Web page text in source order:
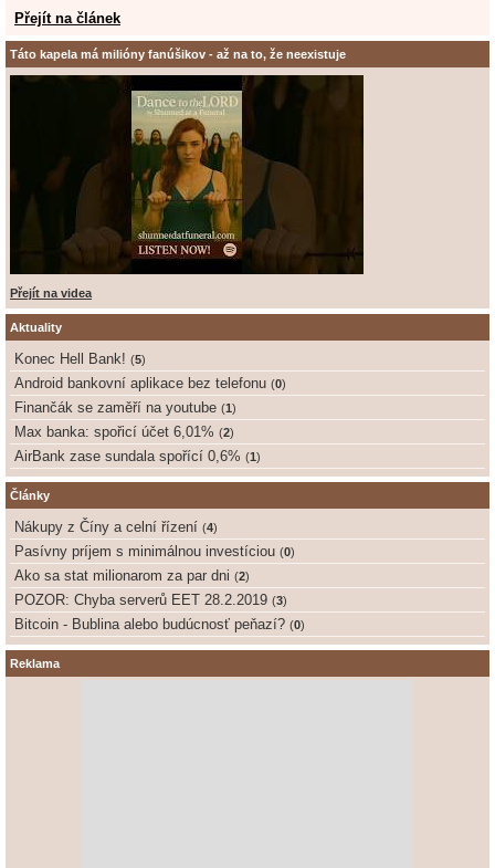
Přejít na článek
Táto kapela má milióny fanúšikov - až na to, že neexistuje
Přejít na videa
Aktuality
Konec Hell Bank! (5)
Android bankovní aplikace bez telefonu (0)
Finančák se zaměří na youtube (1)
Max banka: spořicí účet 6,01% (2)
AirBank zase sundala spořící 0,6% (1)
Články
Nákupy z Číny a celní řízení (4)
Pasívny príjem s minimálnou investíciou (0)
Ako sa stat milionarom za par dni (2)
POZOR: Chyba serverů EET 28.2.2019 (3)
Bitcoin - Bublina alebo budúcnosť peňazí? (0)
Reklama